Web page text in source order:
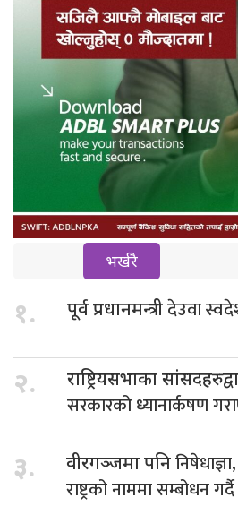
भर्खरै
१. पूर्व प्रधानमन्त्रीदेउवा
२. राष्ट्रियसभाका
सरकारको ध्यानार्कषण
३. वीरगञ्जमा पनि
राष्ट्रको नाममा सम्बोधन गर्दै